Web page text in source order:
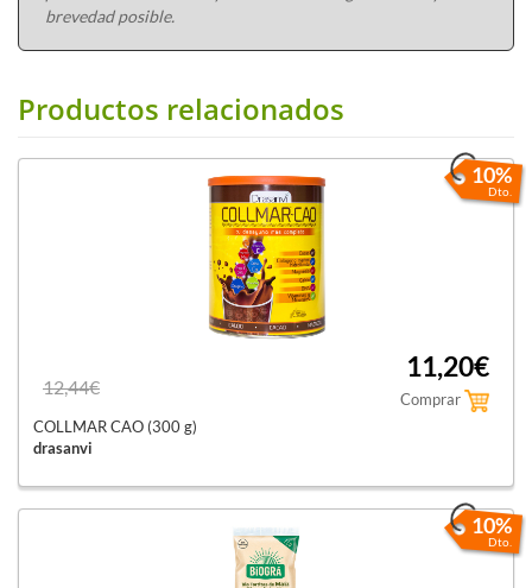
brevedad posible.
Productos relacionados
10%
Dto.
12,44€
11,20€
Comprar
COLLMAR CAO (300 g)
drasanvi
10%
Dto.